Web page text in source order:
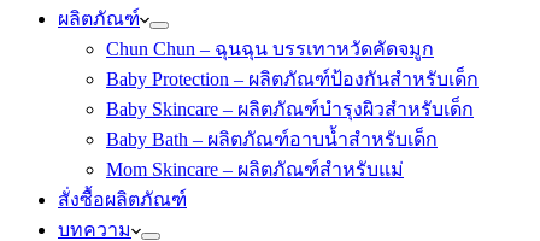
ผลิตภัณฑ์
Chun Chun – ฉุนฉุน บรรเทาหวัดคัดจมูก
Baby Protection – ผลิตภัณฑ์ป้องกันสำหรับเด็ก
Baby Skincare – ผลิตภัณฑ์บำรุงผิวสำหรับเด็ก
Baby Bath – ผลิตภัณฑ์อาบน้ำสำหรับเด็ก
Mom Skincare – ผลิตภัณฑ์สำหรับแม่
สั่งซื้อผลิตภัณฑ์
บทความ